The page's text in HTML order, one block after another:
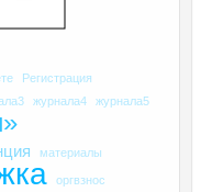
Регистрация
журнала4 журнала5
материалы
оргвзнос